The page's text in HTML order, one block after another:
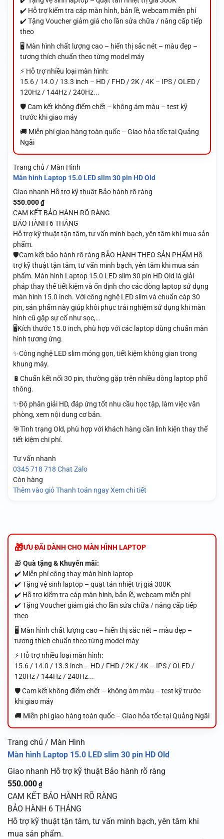
✔️ Hỗ trợ kiểm tra cáp màn hình, bản lề, webcam miễn phí
✔️ Tặng Voucher giảm giá cho lần sửa chữa / nâng cấp tiếp
theo
🖥️ Màn hình chất lượng cao – hiển thị sắc nét – màu đẹp –
tương thích chuẩn theo từng model máy
⚡ Hỗ trợ nhiều loại màn hình:
15.6 / 14.0 / 13.3 inch – HD / FHD / 2K / 4K – IPS / OLED /
120Hz / 144Hz / 240Hz...
🛡️ Cam kết không điểm chết – không ám màu – test kỹ
trước khi giao máy
🚚 Miễn phí giao hàng toàn quốc – Giao hỏa tốc tại Quảng
Ngãi
Trang chủ / Màn Hình
Màn hình Laptop 15.0 LED slim 30 pin HD Old
Giao nhanh Hỗ trợ kỹ thuật Bảo hành rõ ràng
550.000 ₫
CAM KẾT BẢO HÀNH RÕ RÀNG
BẢO HÀNH 6 THÁNG
Hỗ trợ kỹ thuật tận tâm, tư vấn minh bạch, yên tâm khi mua sản
phẩm.
🛡️Cam kết bảo hành rõ ràng BẢO HÀNH THEO SẢN PHẨM Hỗ
trợ kỹ thuật tận tâm, tư vấn minh bạch, yên tâm khi mua sản
phẩm. Màn hình Laptop 15.0 LED slim 30 pin HD Old là giải
pháp thay thế tiết kiệm và ổn định cho các dòng laptop sử dụng
màn hình 15.0 inch. Với công nghệ LED slim và chuẩn cáp 30
pin, sản phẩm này giúp khôi phục trải nghiệm sử dụng khi màn
hình cũ gặp sự cố như sọc,…
🖥️Kích thước 15.0 inch, phù hợp với các laptop dùng chuẩn màn
hình tương ứng.
✨Công nghệ LED slim mỏng gọn, tiết kiệm không gian trong
khung máy.
🔋Chuẩn kết nối 30 pin, thường gặp trên nhiều dòng laptop phổ
thông.
✨Độ phân giải HD, đáp ứng tốt nhu cầu học tập, làm việc văn
phòng, xem nội dung cơ bản.
🎯Tình trạng Old, phù hợp với khách hàng cần linh kiện thay thế
tiết kiệm chi phí.
Tư vấn nhanh
0345 718 718 Chat Zalo
Còn hàng
Thêm vào giỏ Thanh toán ngay Xem chi tiết
ƯU ĐÃI DÀNH CHO MÀN HÌNH LAPTOP
🎁Quà tặng & Khuyến mãi:
✔️ Miễn phí công thay màn hình laptop
✔️ Tặng vệ sinh laptop – quạt tản nhiệt trị giá 300K
✔️ Hỗ trợ kiểm tra cáp màn hình, bản lề, webcam miễn phí
✔️ Tặng Voucher giảm giá cho lần sửa chữa / nâng cấp tiếp
theo
🖥️ Màn hình chất lượng cao – hiển thị sắc nét – màu đẹp –
tương thích chuẩn theo từng model máy
⚡ Hỗ trợ nhiều loại màn hình:
15.6 / 14.0 / 13.3 inch – HD / FHD / 2K / 4K – IPS / OLED /
120Hz / 144Hz / 240Hz...
🛡️ Cam kết không điểm chết – không ám màu – test kỹ trước
khi giao máy
🚚 Miễn phí giao hàng toàn quốc – Giao hỏa tốc tại Quảng Ngãi
Trang chủ / Màn Hình
Màn hình Laptop 15.0 LED slim 30 pin HD Old
Giao nhanh Hỗ trợ kỹ thuật Bảo hành rõ ràng
550.000 ₫
CAM KẾT BẢO HÀNH RÕ RÀNG
BẢO HÀNH 6 THÁNG
Hỗ trợ kỹ thuật tận tâm, tư vấn minh bạch, yên tâm khi
mua sản phẩm.